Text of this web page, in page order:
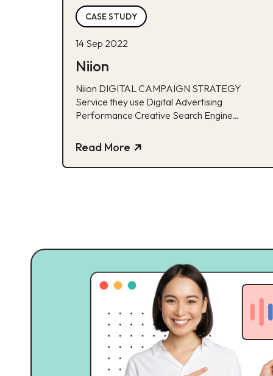
CASE STUDY
14 Sep 2022
Niion
Niion DIGITAL CAMPAIGN STRATEGY
Service they use Digital Advertising
Performance Creative Search Engine
Share As I sit here in shorts and a t-shirt,
watching an 80º California summer day melt
into a 75º California night, I feel only one thing
Read More